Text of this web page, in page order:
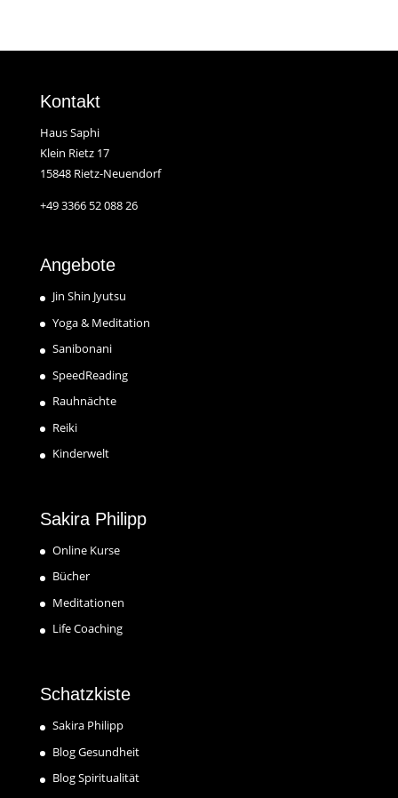
Kontakt
Haus Saphi
Klein Rietz 17
15848 Rietz-Neuendorf
+49 3366 52 088 26
Angebote
Jin Shin Jyutsu
Yoga & Meditation
Sanibonani
SpeedReading
Rauhnächte
Reiki
Kinderwelt
Sakira Philipp
Online Kurse
Bücher
Meditationen
Life Coaching
Schatzkiste
Sakira Philipp
Blog Gesundheit
Blog Spiritualität